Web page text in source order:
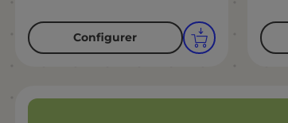
Configurer
Ajouter